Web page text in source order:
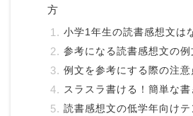
方
小学1年生の読書感想文は
参考になる読書感想文の
例文を参考にする際の注意
スラスラ書ける！簡単な
読書感想文の低学年向け